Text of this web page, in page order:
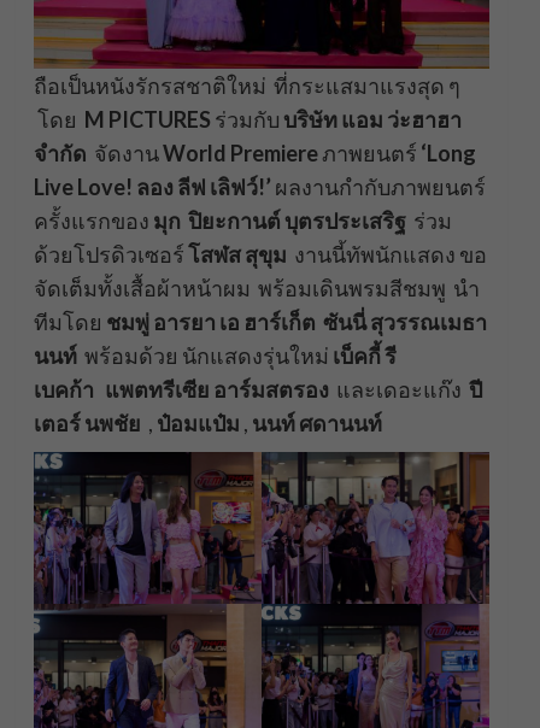
ถือเป็นหนังรักรสชาติใหม่ ที่กระแสมาแรงสุด ๆ
โดย M PICTURES ร่วมกับ บริษัท แอม ว่ะฮาฮา
จำกัด จัดงานWorld Premiereภาพยนตร์ ‘Long
Live Love! ลอง ลีฟ เลิฟว์!’ ผลงานกำกับภาพยนตร์
ครั้งแรกของ มุก ปิยะกานต์ บุตรประเสริฐ ร่วม
ด้วยโปรดิวเซอร์โสฬส สุขุม งานนี้ทัพนักแสดง ขอ
จัดเต็มทั้งเสื้อผ้าหน้าผม พร้อมเดินพรมสีชมพู นำ
ทีมโดย ชมพู่ อารยา เอ ฮาร์เก็ต ซันนี่ สุวรรณเมธา
นนท์ พร้อมด้วย นักแสดงรุ่นใหม่ เบ็คกี้ รี
เบคก้า แพตทรีเซีย อาร์มสตรอง และเดอะแก๊ง ปี
เตอร์ นพชัย , ป๋อมแป๋ม , นนท์ ศดานนท์